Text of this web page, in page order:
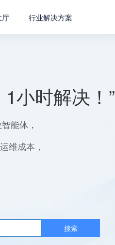
厅 行业解决方案
小时解决！”
能体，
维成本，
搜索